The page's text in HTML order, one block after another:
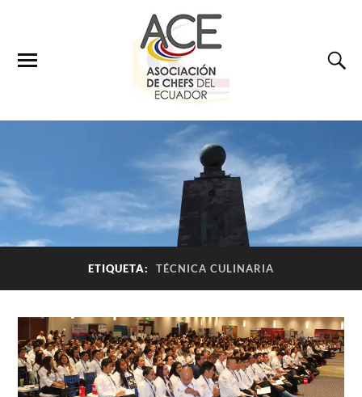
ETIQUETA: TÉCNICA CULINARIA